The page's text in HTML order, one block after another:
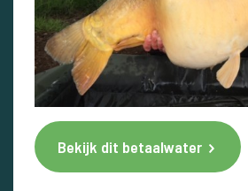
Bekijk dit betaalwater